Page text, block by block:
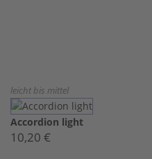
leicht bis mittel
Accordion light
10,20 €